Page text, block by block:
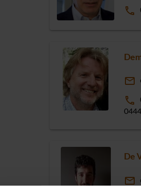
phone
email
phone
De
email